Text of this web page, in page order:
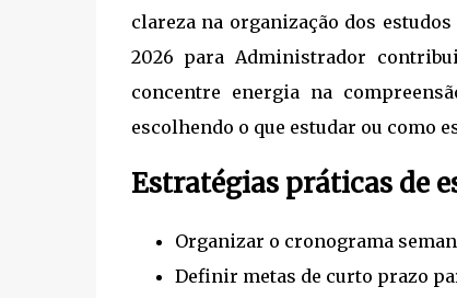
clareza na organização dos
2026 para Administrador
concentre energia na
escolhendo o que estudar ou como
Estratégias práticas de
Organizar o cronograma
Definir metas de curto prazo